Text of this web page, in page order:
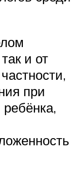
и от
при
ребёнка,